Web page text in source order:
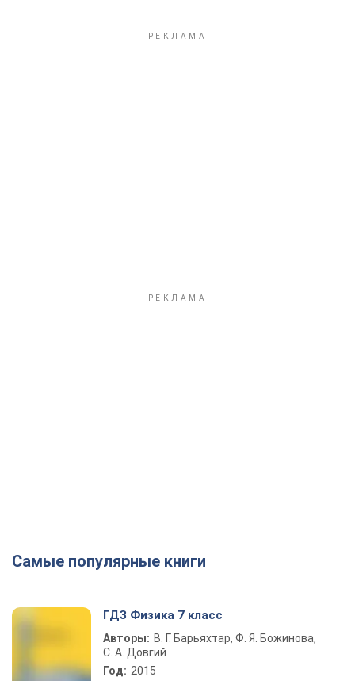
Самые популярные книги
ГДЗ Физика 7 класс
Авторы: В. Г. Барьяхтар, Ф. Я. Божинова,
С. А. Довгий
Год: 2015